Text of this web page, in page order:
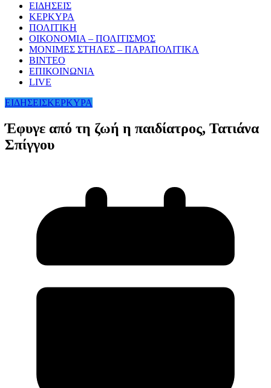
ΕΙΔΗΣΕΙΣ
ΚΕΡΚΥΡΑ
ΠΟΛΙΤΙΚΗ
ΟΙΚΟΝΟΜΙΑ – ΠΟΛΙΤΙΣΜΟΣ
ΜΟΝΙΜΕΣ ΣΤΗΛΕΣ – ΠΑΡΑΠΟΛΙΤΙΚΑ
ΒΙΝΤΕΟ
ΕΠΙΚΟΙΝΩΝΙΑ
LIVE
ΕΙΔΗΣΕΙΣΚΕΡΚΥΡΑ
Έφυγε από τη ζωή η παιδίατρος, Τατιάνα
Σπίγγου